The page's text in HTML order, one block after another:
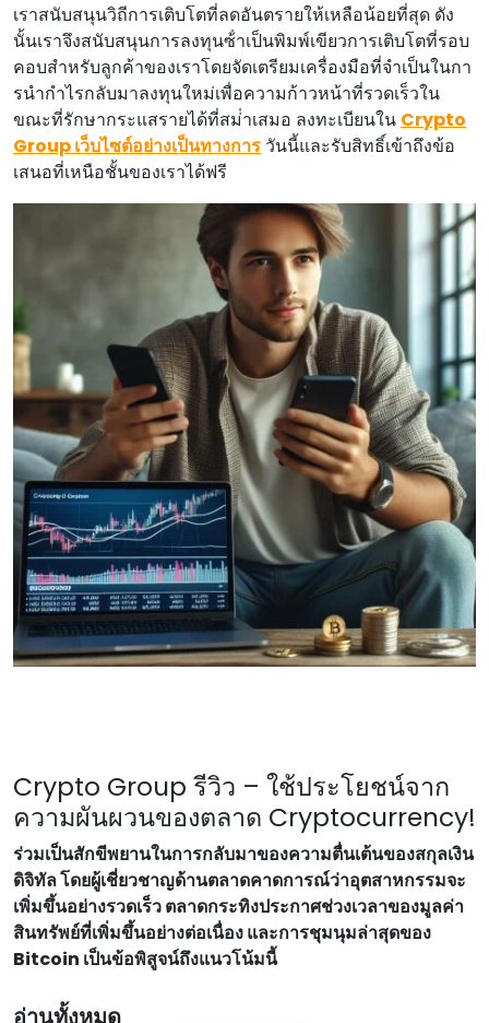
เราสนับสนุนวิถีการเติบโตที่ลดอันตรายให้เหลือน้อยที่สุด ดัง
นั้นเราจึงสนับสนุนการลงทุนซ้ําเป็นพิมพ์เขียวการเติบโตที่รอบ
คอบสําหรับลูกค้าของเราโดยจัดเตรียมเครื่องมือที่จําเป็นในกา
รนํากําไรกลับมาลงทุนใหม่เพื่อความก้าวหน้าที่รวดเร็วใน
ขณะที่รักษากระแสรายได้ที่สม่ําเสมอ ลงทะเบียนใน Crypto
Group เว็บไซต์อย่างเป็นทางการ วันนี้และรับสิทธิ์เข้าถึงข้อ
เสนอที่เหนือชั้นของเราได้ฟรี
Crypto Group รีวิว – ใช้ประโยชน์จาก
ความผันผวนของตลาด Cryptocurrency!
ร่วมเป็นสักขีพยานในการกลับมาของความตื่นเต้นของสกุลเงิน
ดิจิทัล โดยผู้เชี่ยวชาญด้านตลาดคาดการณ์ว่าอุตสาหกรรมจะ
เพิ่มขึ้นอย่างรวดเร็ว ตลาดกระทิงประกาศช่วงเวลาของมูลค่า
สินทรัพย์ที่เพิ่มขึ้นอย่างต่อเนื่อง และการชุมนุมล่าสุดของ
Bitcoin เป็นข้อพิสูจน์ถึงแนวโน้มนี้